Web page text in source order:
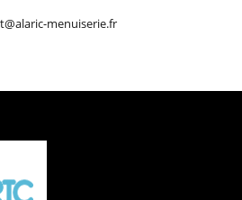
menuiserie.fr